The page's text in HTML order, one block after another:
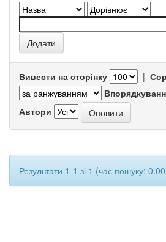
Вивести на сторінку |
Автори
Результати 1-1 зі 1 (час пошуку: